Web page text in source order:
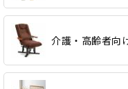
介護・高齢者向